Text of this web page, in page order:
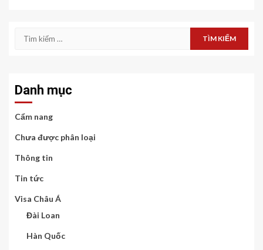
Tìm
Danh mục
Cẩm nang
Chưa được phân loại
Thông tin
Tin tức
Visa Châu Á
Đài Loan
Hàn Quốc